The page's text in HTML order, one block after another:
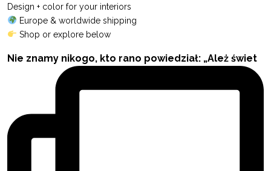
Design + color for your interiors
Europe & worldwide shipping
Shop or explore below
Nie znamy nikogo, kto rano powiedział: „Ależ świet